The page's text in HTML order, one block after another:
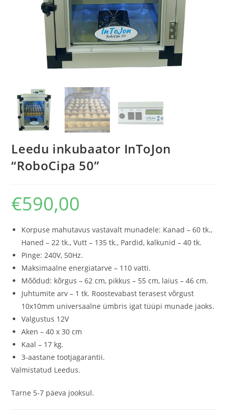
Leedu inkubaator InToJon
“RoboCipa 50”
€590,00
Korpuse mahutavus vastavalt munadele: Kanad – 60 tk.,
Haned – 22 tk., Vutt – 135 tk., Pardid, kalkunid – 40 tk.
Pinge: 240V, 50Hz.
Maksimaalne energiatarve – 110 vatti.
Mõõdud: kõrgus – 62 cm, pikkus – 55 cm, laius – 46 cm.
Juhtumite arv – 1 tk. Roostevabast terasest võrgust
10x10mm universaalne ümbris igat tüüpi munade jaoks.
Valgustus 12V
Aken – 40 x 30 cm
Kaal – 17 kg.
3-aastane tootjagarantii.
Valmistatud Leedus.
Tarne 5-7 päeva jooksul.